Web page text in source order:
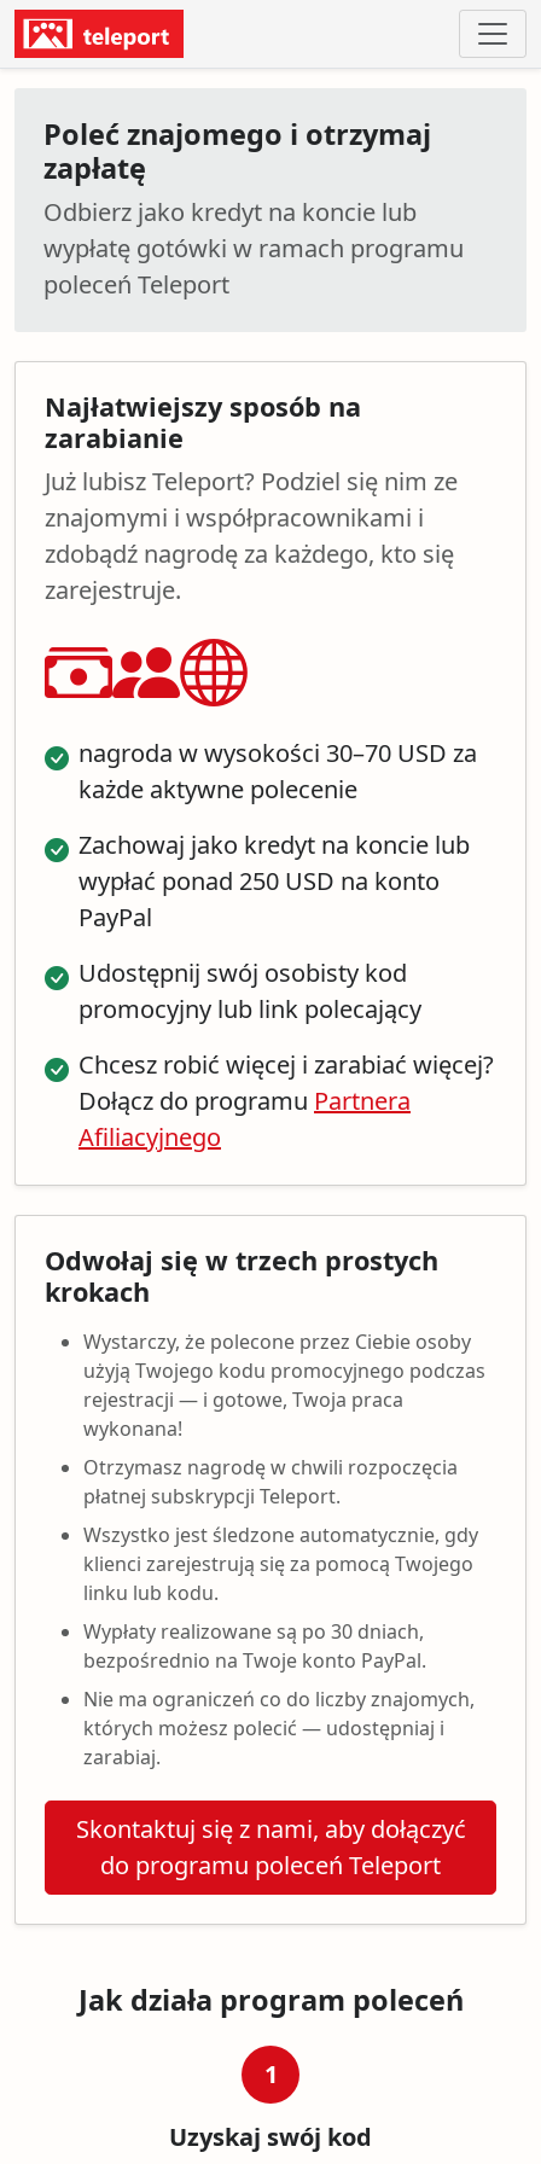
Poleć znajomego i otrzymaj
zapłatę
Odbierz jako kredyt na koncie lub
wypłatę gotówki w ramach programu
poleceń Teleport
Najłatwiejszy sposób na
zarabianie
Już lubisz Teleport? Podziel się nim ze
znajomymi i współpracownikami i
zdobądź nagrodę za każdego, kto się
zarejestruje.
nagroda w wysokości 30–70 USD za
każde aktywne polecenie
Zachowaj jako kredyt na koncie lub
wypłać ponad 250 USD na konto
PayPal
Udostępnij swój osobisty kod
promocyjny lub link polecający
Chcesz robić więcej i zarabiać więcej?
Dołącz do programu Partnera
Afiliacyjnego
Odwołaj się w trzech prostych
krokach
Wystarczy, że polecone przez Ciebie osoby
użyją Twojego kodu promocyjnego podczas
rejestracji — i gotowe, Twoja praca
wykonana!
Otrzymasz nagrodę w chwili rozpoczęcia
płatnej subskrypcji Teleport.
Wszystko jest śledzone automatycznie, gdy
klienci zarejestrują się za pomocą Twojego
linku lub kodu.
Wypłaty realizowane są po 30 dniach,
bezpośrednio na Twoje konto PayPal.
Nie ma ograniczeń co do liczby znajomych,
których możesz polecić — udostępniaj i
zarabiaj.
Skontaktuj się z nami, aby dołączyć
do programu poleceń Teleport
Jak działa program poleceń
1
Uzyskaj swój kod